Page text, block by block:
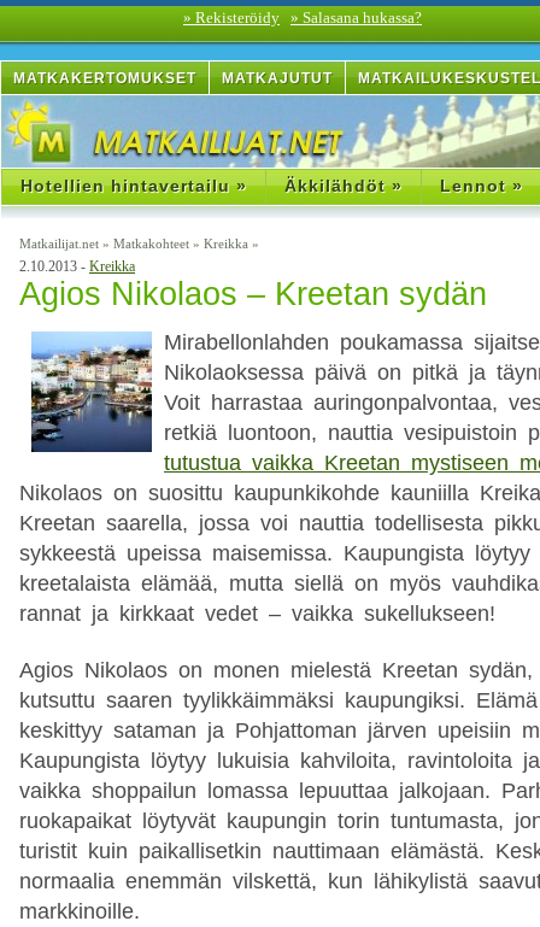
» Rekisteröidy » Salasana hukassa?
MATKAKERTOMUKSET MATKAJUTUT
Hotellien hintavertailu » Äkkilähdöt » Lennot »
Matkailijat.net » Matkakohteet » Kreikka »
2.10.2013 - Kreikka
Agios Nikolaos – Kreetan sydän
Mirabellonlahden poukamassa
Nikolaoksessa päivä on pitkä ja
Voit harrastaa auringonpalvontaa,
retkiä luontoon, nauttia vesipuistoin
tutustua vaikka Kreetan mystiseen
Nikolaos on suosittu kaupunkikohde kauniilla
Kreetan saarella, jossa voi nauttia todellisesta
sykkeestä upeissa maisemissa. Kaupungista löytyy
kreetalaista elämää, mutta siellä on myös
rannat ja kirkkaat vedet – vaikka sukellukseen!
Agios Nikolaos on monen mielestä Kreetan
kutsuttu saaren tyylikkäimmäksi kaupungiksi.
keskittyy sataman ja Pohjattoman järven upeisiin
Kaupungista löytyy lukuisia kahviloita, ravintoloita
vaikka shoppailun lomassa lepuuttaa jalkojaan.
ruokapaikat löytyvät kaupungin torin tuntumasta,
turistit kuin paikallisetkin nauttimaan elämästä.
normaalia enemmän vilskettä, kun lähikylistä
markkinoille.